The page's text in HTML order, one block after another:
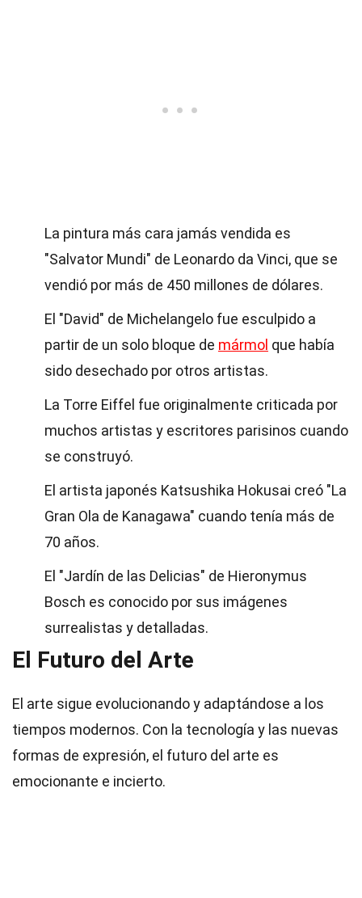
La pintura más cara jamás vendida es
"Salvator Mundi" de Leonardo da Vinci, que se
vendió por más de 450 millones de dólares.
El "David" de Michelangelo fue esculpido a
partir de un solo bloque de mármol que había
sido desechado por otros artistas.
La Torre Eiffel fue originalmente criticada por
muchos artistas y escritores parisinos cuando
se construyó.
El artista japonés Katsushika Hokusai creó "La
Gran Ola de Kanagawa" cuando tenía más de
70 años.
El "Jardín de las Delicias" de Hieronymus
Bosch es conocido por sus imágenes
surrealistas y detalladas.
El Futuro del Arte
El arte sigue evolucionando y adaptándose a los
tiempos modernos. Con la tecnología y las nuevas
formas de expresión, el futuro del arte es
emocionante e incierto.